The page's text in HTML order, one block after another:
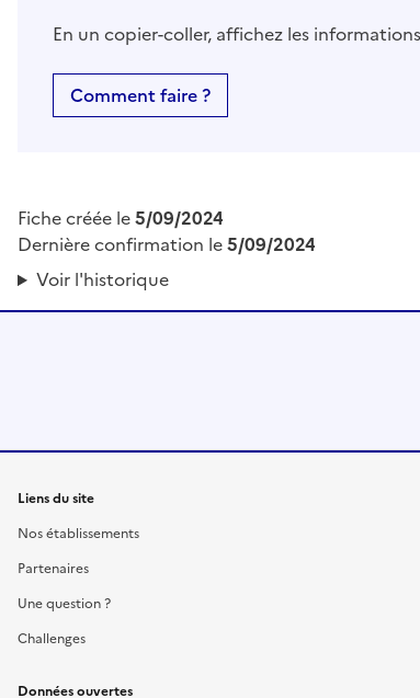
En un copier-coller, affichez les
Comment faire ?
Fiche créée le5/09/2024
Dernière confirmation le5/09/2024
Voir l'historique
Liens du site
Nos établissements
Partenaires
Une question ?
Challenges
Données ouvertes